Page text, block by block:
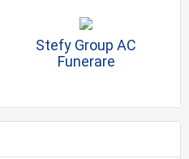
Stefy Group AC
Funerare